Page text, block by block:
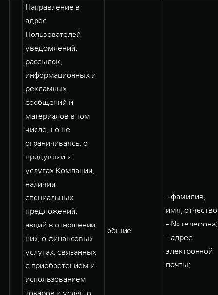
Направление в
адрес
Пользователей
уведомлений,
рассылок,
информационных и
рекламных
сообщений и
материалов в том
числе, но не
ограничиваясь, о
продукции и
услугах Компании,
наличии
специальных
предложений,
акций в отношении
них, о финансовых
услугах, связанных
с приобретением и
использованием
товаров и услуг, о
общие
- фамилия,
имя,
- № телефона;
- адрес
электронной
почты;